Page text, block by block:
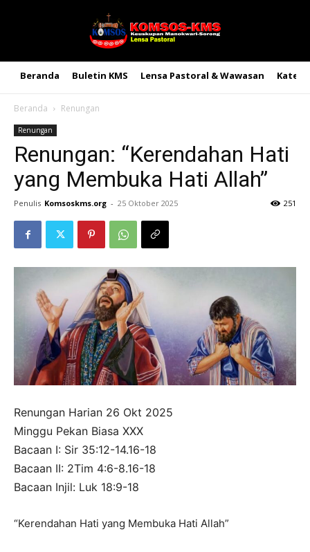
Beranda Buletin KMS Lensa Pastoral & Wawasan
Beranda Renungan
Renungan
Renungan: “Kerendahan Hati
yang Membuka Hati Allah”
Penulis Komsoskms.org - 25 Oktober 2025 251
Renungan Harian 26 Okt 2025
Minggu Pekan Biasa XXX
Bacaan I: Sir 35:12-14.16-18
Bacaan II: 2Tim 4:6-8.16-18
Bacaan Injil: Luk 18:9-18
“Kerendahan Hati yang Membuka Hati Allah”